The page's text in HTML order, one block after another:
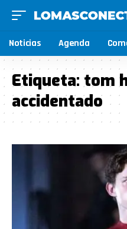
Noticias Agenda
Etiqueta:tom
accidentado